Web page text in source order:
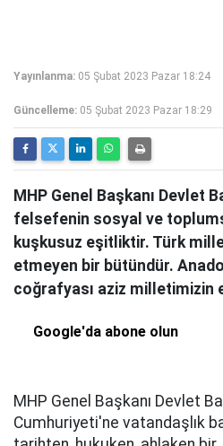
Yayınlanma: 05 Şubat 2023 Pazar 18:24
Güncelleme: 05 Şubat 2023 Pazar 18:29
MHP Genel Başkanı Devlet
felsefenin sosyal ve
kuşkusuz eşitliktir. Türk
etmeyen bir bütündür.
coğrafyası aziz milletimizin
Google'da abone olun
MHP Genel Başkanı Devlet
Cumhuriyeti'ne vatandaşlık